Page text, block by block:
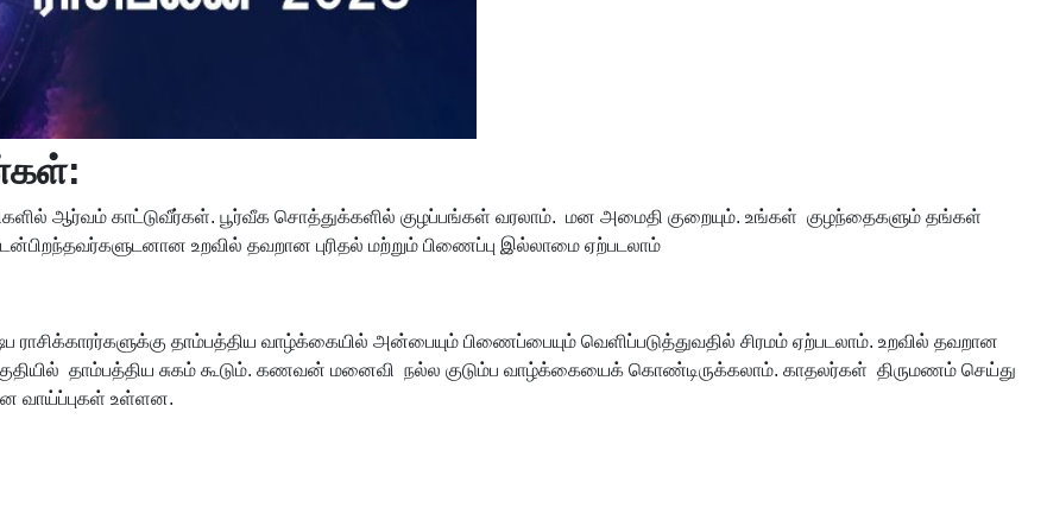
ஆர்வம் காட்டுவீர்கள். பூர்வீக சொத்துக்களில் குழப்பங்கள் வரலாம். மன அமைதி குறையும். உங்கள் குழந்தைகளும் தங்கள்
உறவில் தவறான புரிதல் மற்றும் பிணைப்பு இல்லாமை ஏற்படலாம்
தாம்பத்திய வாழ்க்கையில் அன்பையும் பிணைப்பையும் வெளிப்படுத்துவதில் சிரமம் ஏற்படலாம். உறவில் தவறான
தாம்பத்திய சுகம் கூடும். கணவன் மனைவி நல்ல குடும்ப வாழ்க்கையைக் கொண்டிருக்கலாம். காதலர்கள் திருமணம் செய்து
வாய்ப்புகள் உள்ளன.